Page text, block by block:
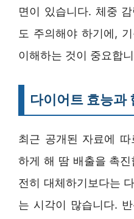
면이 있습니다. 체중
도 주의해야 하기에,
이해하는 것이 중요합
다이어트 효능과
최근 공개된 자료에
하게 해 땀 배출을 촉
전히 대체하기보다는
는 시각이 많습니다.